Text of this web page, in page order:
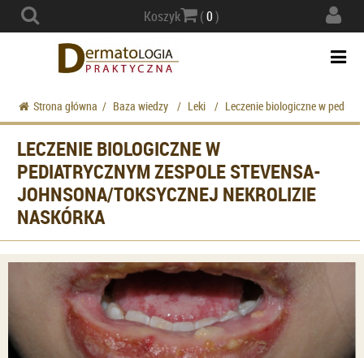
Koszyk (0)
Strona główna / Baza wiedzy / Leki / Leczenie biologiczne w
LECZENIE BIOLOGICZNE W
PEDIATRYCZNYM ZESPOLE STEVENSA-
JOHNSONA/TOKSYCZNEJ NEKROLIZIE
NASKÓRKA